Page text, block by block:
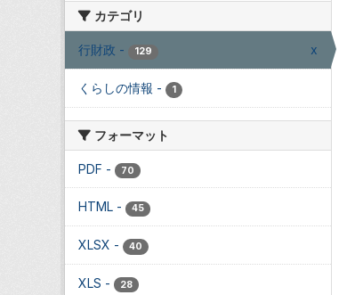
カテゴリ
行財政 - 129 x
くらしの情報 - 1
フォーマット
PDF - 70
HTML - 45
XLSX - 40
XLS - 28